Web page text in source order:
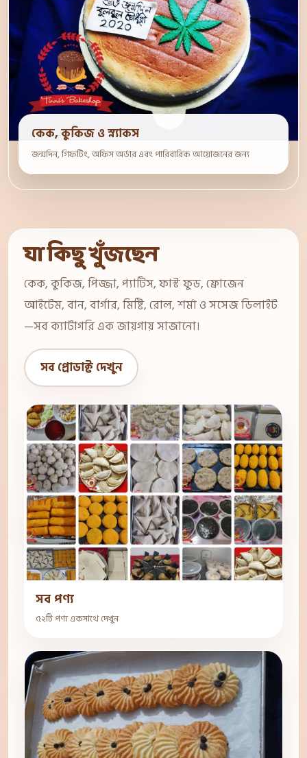
কেক, কুকিজ ও স্ন্যাকস
জন্মদিন, গিফটিং, অফিস অর্ডার এবং পারিবারিক আয়োজনের জন্য
যা কিছু খুঁজছেন
কেক, কুকিজ, পিজ্জা, প্যাটিস, ফাস্ট ফুড, ফ্রোজেন
আইটেম, বান, বার্গার, মিষ্টি, রোল, শর্মা ও সসেজ ডিলাইট
—সব ক্যাটাগরি এক জায়গায় সাজানো।
সব প্রোডাক্ট দেখুন
সব পণ্য
৫২টি পণ্য একসাথে দেখুন